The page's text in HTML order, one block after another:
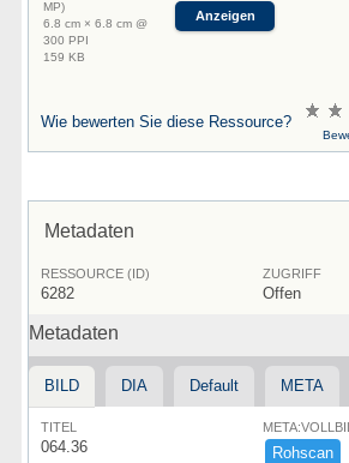
MP)
6.8 cm × 6.8 cm @
300 PPI
159 KB
Anzeigen
Wie bewerten Sie diese Ressource?
Metadaten
RESSOURCE (ID)
6282
ZUGRIFF
Offen
Metadaten
BILD DIA Default META
TITEL
064.36 Rohscan